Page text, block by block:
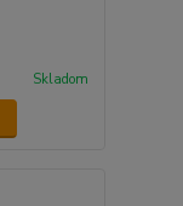
Skladom